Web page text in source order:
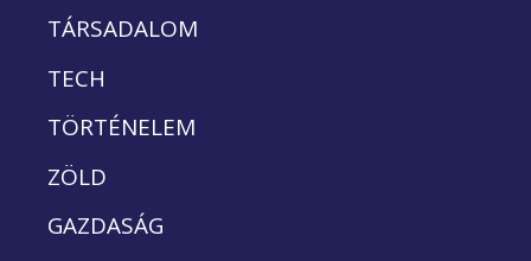
TÁRSADALOM
TECH
TÖRTÉNELEM
ZÖLD
GAZDASÁG